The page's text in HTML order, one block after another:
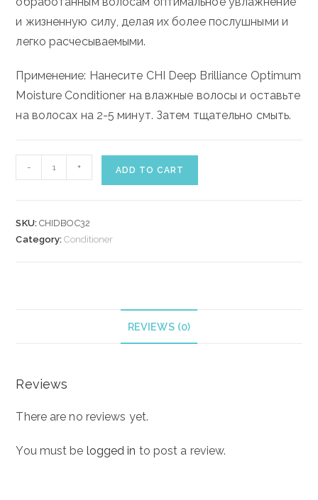
и жизненную силу, делая их более послушными и
легко расчесываемыми.
Применение: Нанесите CHI Deep Brilliance Optimum
Moisture Conditioner на влажные волосы и оставьте
на волосах на 2-5 минут. Затем тщательно смыть.
DEEP
- + ADD TO CART
SKU: CHIDBOC32
Category:Conditioner
REVIEWS (0)
Reviews
There are no reviews yet.
You must be logged in to post a review.